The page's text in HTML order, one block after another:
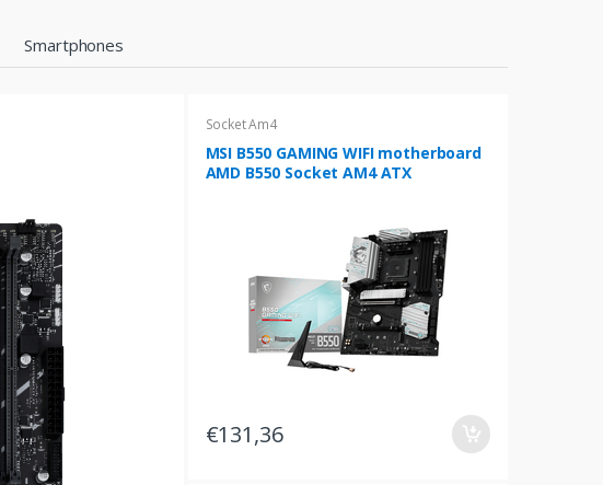
Smartphones
Socket Am4
MSI B550 GAMING WIFI motherboard
AMD B550 Socket AM4 ATX
€131,36